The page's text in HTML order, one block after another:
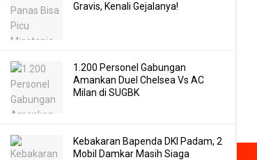
Gravis, Kenali Gejalanya!
1.200 Personel Gabungan
Amankan Duel Chelsea Vs AC
Milan di SUGBK
Kebakaran Bapenda DKI Padam, 2
Mobil Damkar Masih Siaga